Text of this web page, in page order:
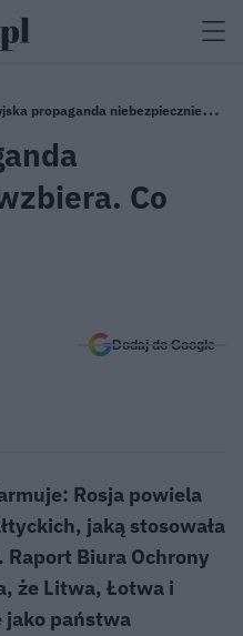
propaganda niebezpiecznie
Co
Dodaj do Google
Rosja powiela
jaką stosowała
Biura Ochrony
że Litwa, Łotwa i
jako państwa